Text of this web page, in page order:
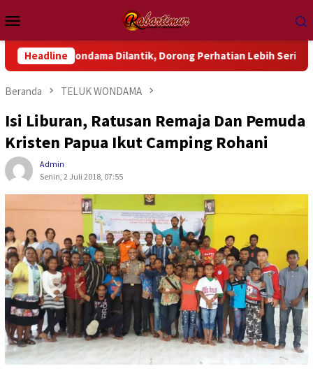
ke
kontenMobile
Headline
Wondama Dilantik, Dorong Perhatian Lebih Serius Terhadap Isu
Beranda TELUK WONDAMA
Isi Liburan, Ratusan Remaja Dan Pemuda
Kristen Papua Ikut Camping Rohani
Admin
Senin, 2 Juli 2018, 07:55